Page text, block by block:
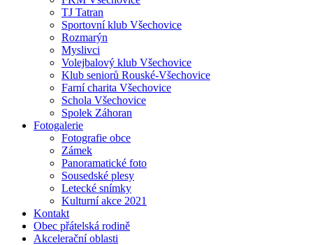
TJ Tatran
Sportovní klub Všechovice
Rozmarýn
Myslivci
Volejbalový klub Všechovice
Klub seniorů Rouské-Všechovice
Farní charita Všechovice
Schola Všechovice
Spolek Záhoran
Fotogalerie
Fotografie obce
Zámek
Panoramatické foto
Sousedské plesy
Letecké snímky
Kulturní akce 2021
Kontakt
Obec přátelská rodině
Akcelerační oblasti